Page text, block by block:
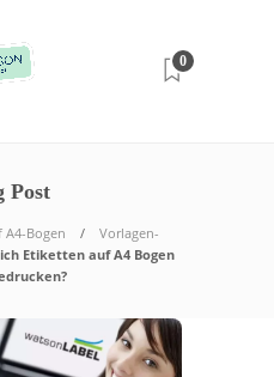
0
Post
A4-Bogen
Vorlagen-
Etiketten auf A4 Bogen